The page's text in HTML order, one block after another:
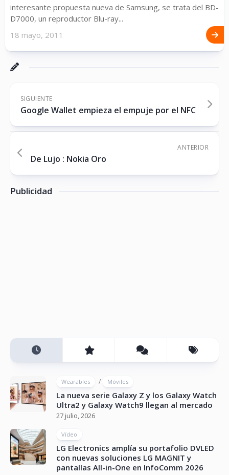
interesante propuesta nueva de Samsung, se trata del BD-
D7000, un reproductor Blu-ray...
18 mayo, 2011
SIGUIENTE
Google Wallet empieza el empuje por el NFC
ANTERIOR
De Lujo : Nokia Oro
Publicidad
Wearables / Móviles
La nueva serie Galaxy Z y los Galaxy Watch
Ultra2 y Galaxy Watch9 llegan al mercado
27 julio, 2026
Vídeo
LG Electronics amplía su portafolio DVLED
con nuevas soluciones LG MAGNIT y
pantallas All-in-One en InfoComm 2026